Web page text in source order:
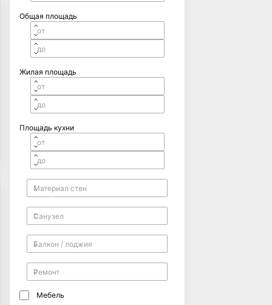
Общая площадь
Жилая площадь
Площадь кухни
Мебель